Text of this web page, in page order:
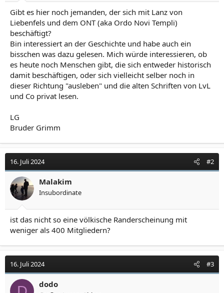
r
a
m
Gibt es hier noch jemanden, der sich mit Lanz von
Liebenfels und dem ONT (aka Ordo Novi Templi)
beschäftigt?
Bin interessiert an der Geschichte und habe auch ein
bisschen was dazu gelesen. Mich würde interessieren, ob
es heute noch Menschen gibt, die sich entweder historisch
damit beschäftigen, oder sich vielleicht selber noch in
dieser Richtung "ausleben" und die alten Schriften von LvL
und Co privat lesen.
LG
Bruder Grimm
16. Juli 2024 #2
Malakim
Insubordinate
ist das nicht so eine völkische Randerscheinung mit
weniger als 400 Mitgliedern?
16. Juli 2024 #3
dodo